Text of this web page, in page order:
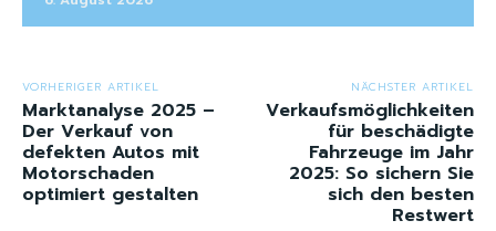
VORHERIGER ARTIKEL
Marktanalyse 2025 –
Der Verkauf von
defekten Autos mit
Motorschaden
optimiert gestalten
NÄCHSTER ARTIKEL
Verkaufsmöglichkeiten
für beschädigte
Fahrzeuge im Jahr
2025: So sichern Sie
sich den besten
Restwert